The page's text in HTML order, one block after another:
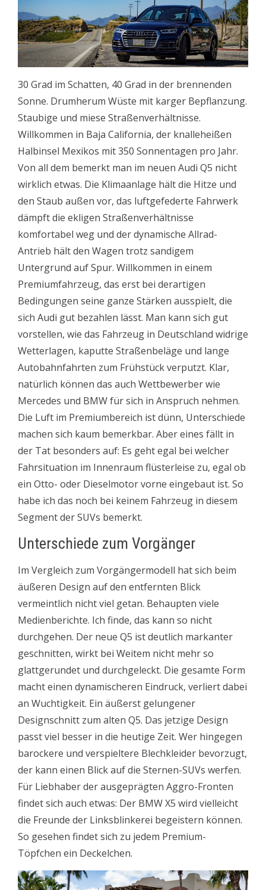
30 Grad im Schatten, 40 Grad in der brennenden
Sonne. Drumherum Wüste mit karger Bepflanzung.
Staubige und miese Straßenverhältnisse.
Willkommen in Baja California, der knalleheißen
Halbinsel Mexikos mit 350 Sonnentagen pro Jahr.
Von all dem bemerkt man im neuen Audi Q5 nicht
wirklich etwas. Die Klimaanlage hält die Hitze und
den Staub außen vor, das luftgefederte Fahrwerk
dämpft die ekligen Straßenverhältnisse
komfortabel weg und der dynamische Allrad-
Antrieb hält den Wagen trotz sandigem
Untergrund auf Spur. Willkommen in einem
Premiumfahrzeug, das erst bei derartigen
Bedingungen seine ganze Stärken ausspielt, die
sich Audi gut bezahlen lässt. Man kann sich gut
vorstellen, wie das Fahrzeug in Deutschland widrige
Wetterlagen, kaputte Straßenbeläge und lange
Autobahnfahrten zum Frühstück verputzt. Klar,
natürlich können das auch Wettbewerber wie
Mercedes und BMW für sich in Anspruch nehmen.
Die Luft im Premiumbereich ist dünn, Unterschiede
machen sich kaum bemerkbar. Aber eines fällt in
der Tat besonders auf: Es geht egal bei welcher
Fahrsituation im Innenraum flüsterleise zu, egal ob
ein Otto- oder Dieselmotor vorne eingebaut ist. So
habe ich das noch bei keinem Fahrzeug in diesem
Segment der SUVs bemerkt.
Unterschiede zum Vorgänger
Im Vergleich zum Vorgängermodell hat sich beim
äußeren Design auf den entfernten Blick
vermeintlich nicht viel getan. Behaupten viele
Medienberichte. Ich finde, das kann so nicht
durchgehen. Der neue Q5 ist deutlich markanter
geschnitten, wirkt bei Weitem nicht mehr so
glattgerundet und durchgeleckt. Die gesamte Form
macht einen dynamischeren Eindruck, verliert dabei
an Wuchtigkeit. Ein äußerst gelungener
Designschnitt zum alten Q5. Das jetzige Design
passt viel besser in die heutige Zeit. Wer hingegen
barockere und verspieltere Blechkleider bevorzugt,
der kann einen Blick auf die Sternen-SUVs werfen.
Für Liebhaber der ausgeprägten Aggro-Fronten
findet sich auch etwas: Der BMW X5 wird vielleicht
die Freunde der Linksblinkerei begeistern können.
So gesehen findet sich zu jedem Premium-
Töpfchen ein Deckelchen.